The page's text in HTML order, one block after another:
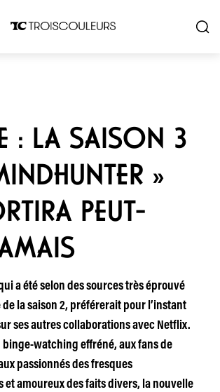
: LA SAISON 3
»
PEUT-
a été selon des sources très éprouvé
la saison 2, préférerait pour l’instant
ses autres collaborations avec Netflix.
binge-watching effréné, aux fans de
passionnés des fresques
et amoureux des faits divers, la nouvelle